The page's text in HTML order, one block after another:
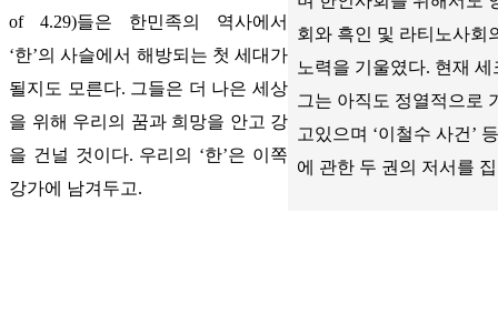
회와 흑인 및 라티노사회
노력을 기울였다. 현재
그는 아직도 정열적으로
고있으며 ‘이철수 사건’
에 관한 두 권의 저서를
of 4.29)들은 한민족의 역사에서
‘한’의 사슬에서 해방되는 첫 세대가
될지도 모른다. 그들은 더 나은 세상
을 위해 우리의 꿈과 희망을 안고 강
을 건널 것이다. 우리의 ‘한’은 이쪽
강가에 남겨두고.